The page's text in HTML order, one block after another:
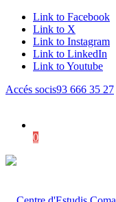
Link to Facebook
Link to X
Link to Instagram
Link to LinkedIn
Link to Youtube
Accés socis93 666 35 27
0